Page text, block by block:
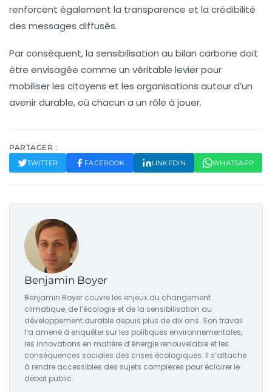
renforcent également la transparence et la crédibilité
des messages diffusés.
Par conséquent, la sensibilisation au bilan carbone doit
être envisagée comme un véritable levier pour
mobiliser les citoyens et les organisations autour d’un
avenir durable, où chacun a un rôle à jouer.
PARTAGER :
TWITTER FACEBOOK LINKEDIN WHATSAPP
Benjamin Boyer
Benjamin Boyer couvre les enjeux du changement
climatique, de l’écologie et de la sensibilisation au
développement durable depuis plus de dix ans. Son travail
l’a amené à enquêter sur les politiques environnementales,
les innovations en matière d’énergie renouvelable et les
conséquences sociales des crises écologiques. Il s’attache
à rendre accessibles des sujets complexes pour éclairer le
débat public.